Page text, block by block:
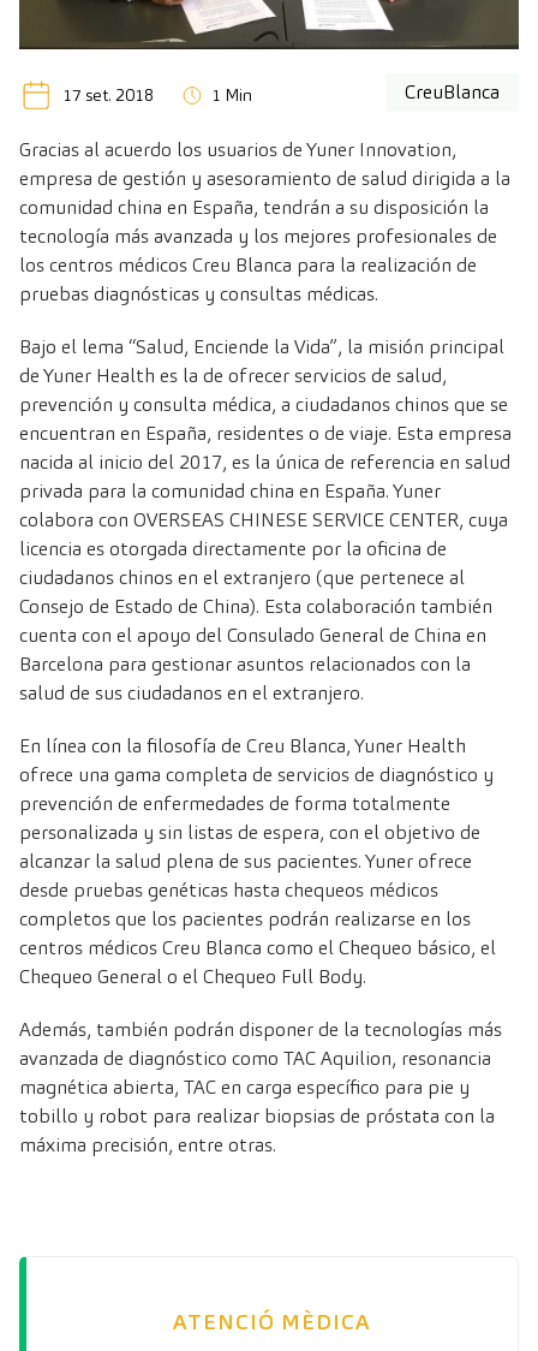
17 set. 2018 1 Min CreuBlanca
Gracias al acuerdo los usuarios de Yuner Innovation,
empresa de gestión y asesoramiento de salud dirigida a la
comunidad china en España, tendrán a su disposición la
tecnología más avanzada y los mejores profesionales de
los centros médicos Creu Blanca para la realización de
pruebas diagnósticas y consultas médicas.
Bajo el lema “Salud, Enciende la Vida”, la misión principal
de Yuner Health es la de ofrecer servicios de salud,
prevención y consulta médica, a ciudadanos chinos que se
encuentran en España, residentes o de viaje. Esta empresa
nacida al inicio del 2017, es la única de referencia en salud
privada para la comunidad china en España. Yuner
colabora con OVERSEAS CHINESE SERVICE CENTER, cuya
licencia es otorgada directamente por la oficina de
ciudadanos chinos en el extranjero (que pertenece al
Consejo de Estado de China). Esta colaboración también
cuenta con el apoyo del Consulado General de China en
Barcelona para gestionar asuntos relacionados con la
salud de sus ciudadanos en el extranjero.
En línea con la filosofía de Creu Blanca, Yuner Health
ofrece una gama completa de servicios de diagnóstico y
prevención de enfermedades de forma totalmente
personalizada y sin listas de espera, con el objetivo de
alcanzar la salud plena de sus pacientes. Yuner ofrece
desde pruebas genéticas hasta chequeos médicos
completos que los pacientes podrán realizarse en los
centros médicos Creu Blanca como el Chequeo básico, el
Chequeo General o el Chequeo Full Body.
Además, también podrán disponer de la tecnologías más
avanzada de diagnóstico como TAC Aquilion, resonancia
magnética abierta, TAC en carga específico para pie y
tobillo y robot para realizar biopsias de próstata con la
máxima precisión, entre otras.
ATENCIÓ MÈDICA